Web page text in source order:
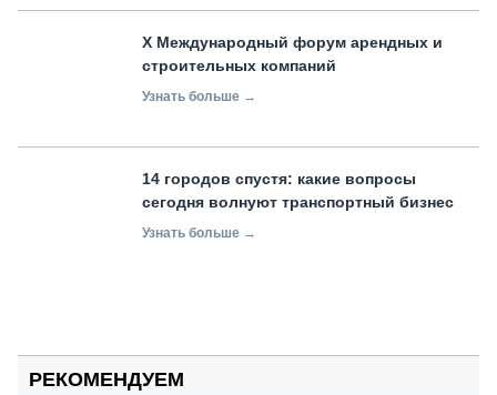
X Международный форум арендных и
строительных компаний
Узнать больше →
14 городов спустя: какие вопросы
сегодня волнуют транспортный бизнес
Узнать больше →
РЕКОМЕНДУЕМ